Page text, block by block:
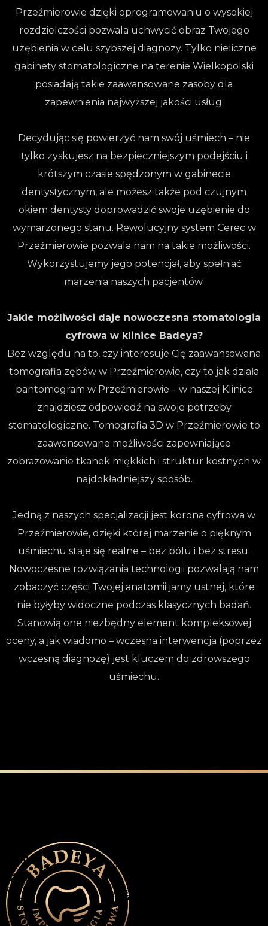
Przeźmierowie dzięki oprogramowaniu o wysokiej
rozdzielczości pozwala uchwycić obraz Twojego
uzębienia w celu szybszej diagnozy. Tylko nieliczne
gabinety stomatologiczne na terenie Wielkopolski
posiadają takie zaawansowane zasoby dla
zapewnienia najwyższej jakości usług.
Decydując się powierzyć nam swój uśmiech – nie
tylko zyskujesz na bezpieczniejszym podejściu i
krótszym czasie spędzonym w gabinecie
dentystycznym, ale możesz także pod czujnym
okiem dentysty doprowadzić swoje uzębienie do
wymarzonego stanu. Rewolucyjny system Cerec w
Przeźmierowie pozwala nam na takie możliwości.
Wykorzystujemy jego potencjał, aby spełniać
marzenia naszych pacjentów.
Jakie możliwości daje nowoczesna stomatologia
cyfrowa w klinice Badeya?
Bez względu na to, czy interesuje Cię zaawansowana
tomografia zębów w Przeźmierowie, czy to jak działa
pantomogram w Przeźmierowie – w naszej Klinice
znajdziesz odpowiedź na swoje potrzeby
stomatologiczne. Tomografia 3D w Przeźmierowie to
zaawansowane możliwości zapewniające
zobrazowanie tkanek miękkich i struktur kostnych w
najdokładniejszy sposób.
Jedną z naszych specjalizacji jest korona cyfrowa w
Przeźmierowie, dzięki której marzenie o pięknym
uśmiechu staje się realne – bez bólu i bez stresu.
Nowoczesne rozwiązania technologii pozwalają nam
zobaczyć części Twojej anatomii jamy ustnej, które
nie byłyby widoczne podczas klasycznych badań.
Stanowią one niezbędny element kompleksowej
oceny, a jak wiadomo – wczesna interwencja (poprzez
wczesną diagnozę) jest kluczem do zdrowszego
uśmiechu.